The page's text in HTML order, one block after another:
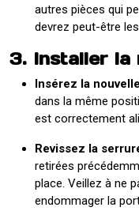
autres pièces qui
devrez peut-être
3. Installer la
Insérez la
dans la même
est correctement
Revissez la
retirées
place. Veillez à ne
endommager la